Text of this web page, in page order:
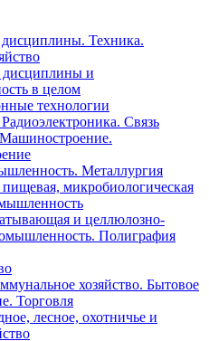
Техника.
дисциплины и
в целом
технологии
Связь
Металлургия
микробиологическая
и целлюлозно-
Полиграфия
хозяйство. Бытовое
Торговля
лесное, охотничье и